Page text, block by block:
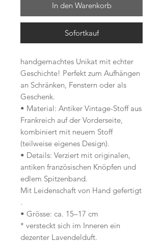
In den Warenkorb
Sofortkauf
handgemachtes Unikat mit echter
Geschichte! Perfekt zum Aufhängen
an Schränken, Fenstern oder als
Geschenk.
• Material: Antiker Vintage-Stoff aus
Frankreich auf der Vorderseite,
kombiniert mit neuem Stoff
(teilweise eigenes Design).
• Details: Verziert mit originalen,
antiken französischen Knöpfen und
edlem Spitzenband.
Mit Leidenschaft von Hand gefertigt
.
• Grösse: ca. 15–17 cm
* versteckt sich im Inneren ein
dezenter Lavendelduft.